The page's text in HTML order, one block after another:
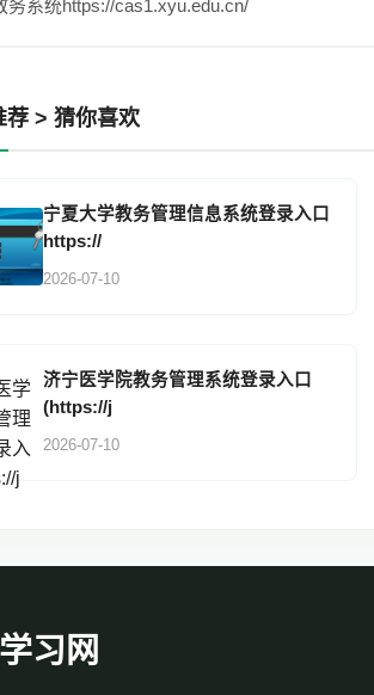
务系统https://cas1.xyu.edu.cn/
荐 > 猜你喜欢
宁夏大学教务管理信息系统登录入口
https://
2026-07-10
济宁医学院教务管理系统登录入口
(https://j
2026-07-10
习网